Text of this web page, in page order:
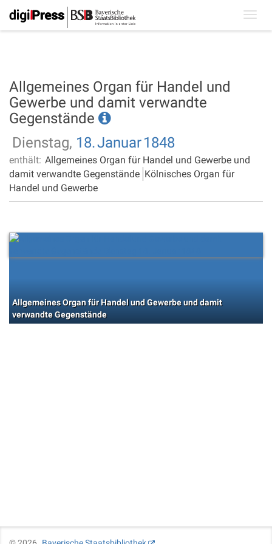
Allgemeines Organ für Handel und
Gewerbe und damit verwandte
Gegenstände
Dienstag, 18.Januar1848
enthält: Allgemeines Organ für Handel und Gewerbe und
damit verwandte Gegenstände Kölnisches Organ für
Handel und Gewerbe
Allgemeines Organ für Handel und Gewerbe und damit
verwandte Gegenstände